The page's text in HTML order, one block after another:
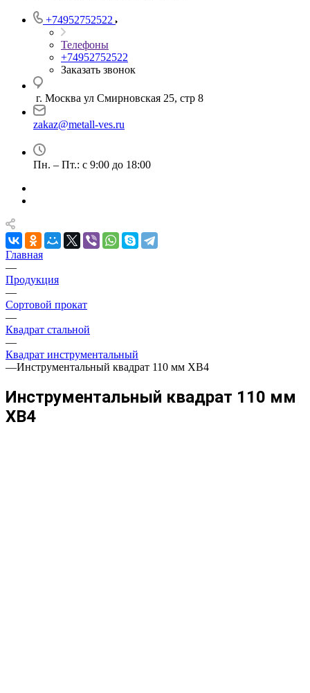
+74952752522
Телефоны
+74952752522
Заказать звонок
г. Москва ул Смирновская 25, стр 8
zakaz@metall-ves.ru
Пн. – Пт.: с 9:00 до 18:00
Главная
—
Продукция
—
Сортовой прокат
—
Квадрат стальной
—
Квадрат инструментальный
—Инструментальный квадрат 110 мм ХВ4
Инструментальный квадрат 110 мм
ХВ4